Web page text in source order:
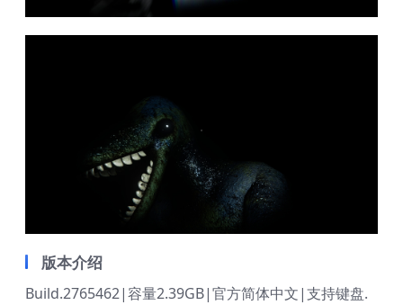
版本介绍
Build.2765462|容量2.39GB|官方简体中文|支持键盘.